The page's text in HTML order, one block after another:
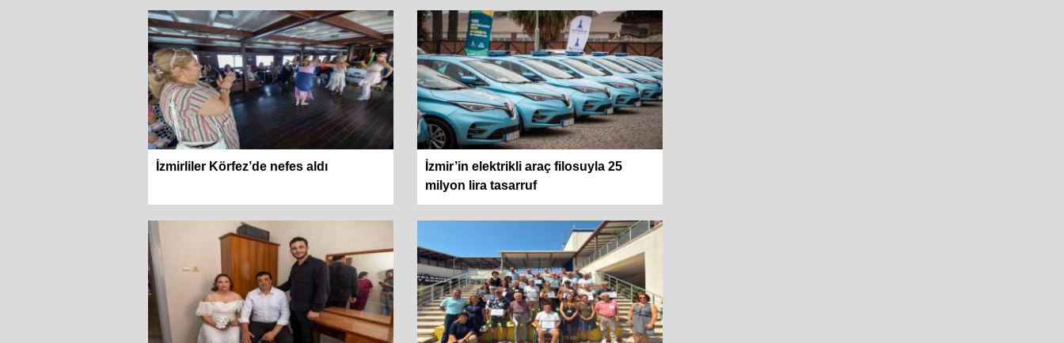
İzmirliler Körfez’de nefes aldı
İzmir’in elektrikli araç filosuyla 25
milyon lira tasarruf